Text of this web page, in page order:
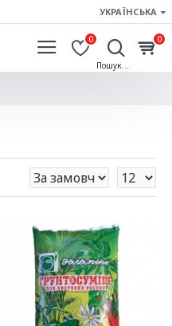
УКРАЇНСЬКА
0 0